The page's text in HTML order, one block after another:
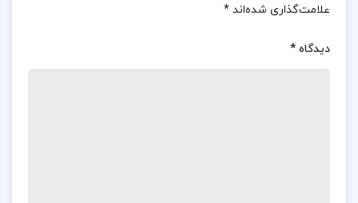
صرفاً به یک شعار بدل خواهد شد.
📌 فهرست مطالب کتاب مباحثی در نظریه حلقه ها و
علامت‌گذاری شده‌اند *
دیدگاه *